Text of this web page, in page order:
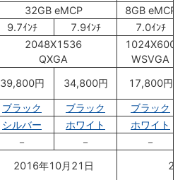
32GB eMCP 8GB eMCP
9.7ｲﾝﾁ 7.9ｲﾝﾁ
7.0ｲﾝﾁ
2048X1536
QXGA
1024X600
WSVGA
39,800円 34,800円 17,800円
ブラック ブラック
ブラック
シルバー ホワイト
ホワイト
－ －
－
2016年10月21日